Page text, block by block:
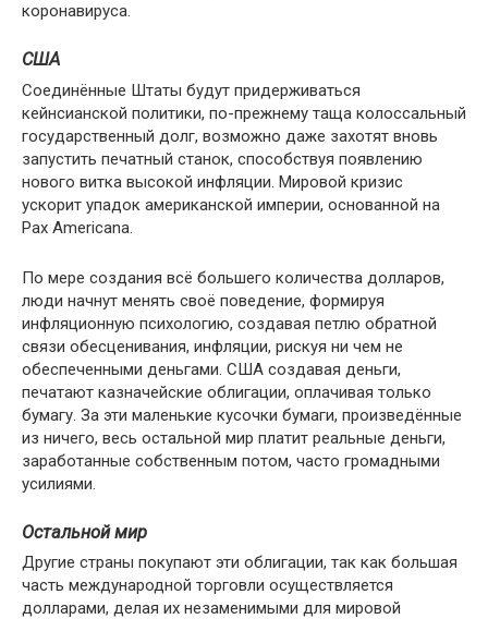
коронавируса.
США
Соединённые Штаты будут придерживаться
кейнсианской политики, по-прежнему таща колоссальный
государственный долг, возможно даже захотят вновь
запустить печатный станок, способствуя появлению
нового витка высокой инфляции. Мировой кризис
ускорит упадок американской империи, основанной на
Pax Americana.
По мере создания всё большего количества долларов,
люди начнут менять своё поведение, формируя
инфляционную психологию, создавая петлю обратной
связи обесценивания, инфляции, рискуя ни чем не
обеспеченными деньгами. США создавая деньги,
печатают казначейские облигации, оплачивая только
бумагу. За эти маленькие кусочки бумаги, произведённые
из ничего, весь остальной мир платит реальные деньги,
заработанные собственным потом, часто громадными
усилиями.
Остальной мир
Другие страны покупают эти облигации, так как большая
часть международной торговли осуществляется
долларами, делая их незаменимыми для мировой